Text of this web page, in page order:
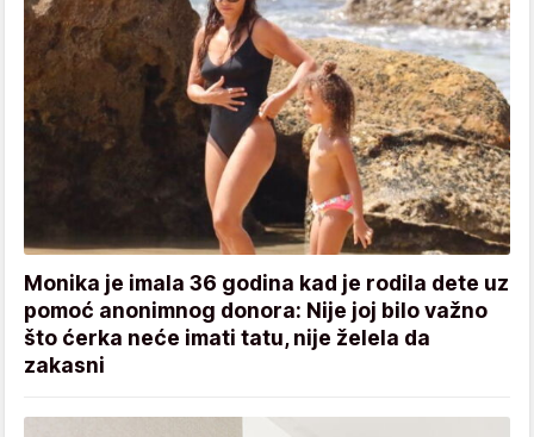
Monika je imala 36 godina kad je rodila dete uz
pomoć anonimnog donora: Nije joj bilo važno
što ćerka neće imati tatu, nije želela da
zakasni